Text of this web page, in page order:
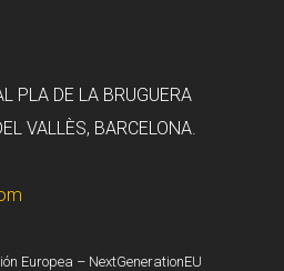
PLA DE LA BRUGUERA
VALLÈS, BARCELONA.
Europea – NextGenerationEU